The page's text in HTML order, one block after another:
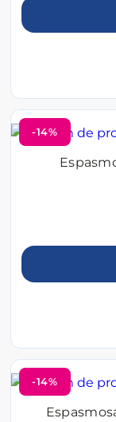
-14%
-14%